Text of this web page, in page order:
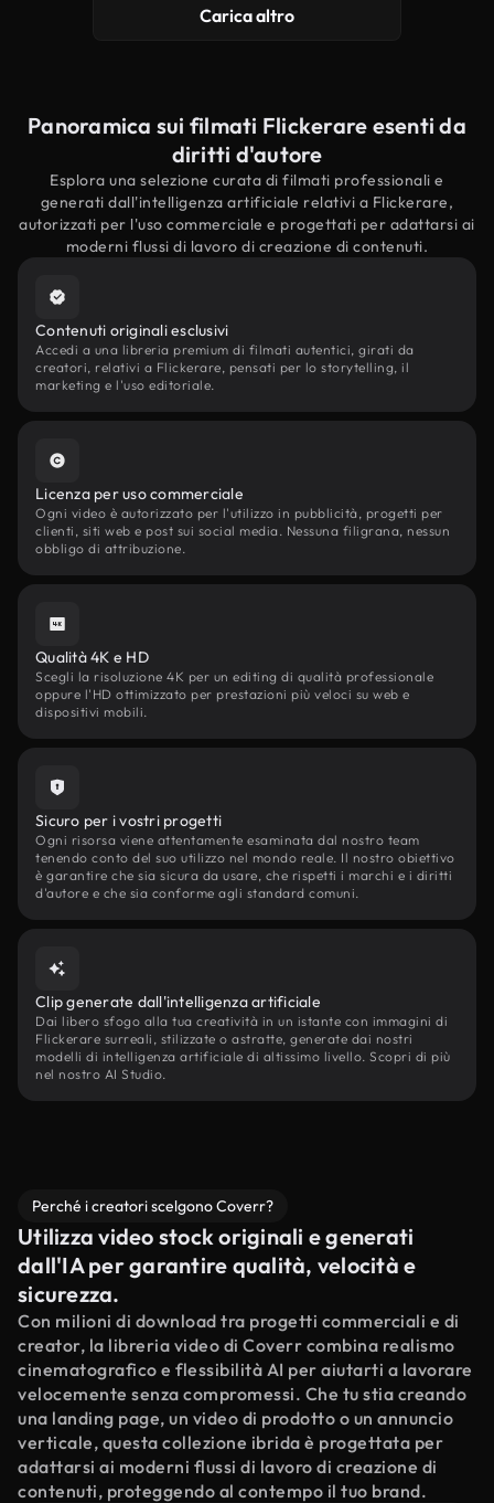
Carica altro
Panoramica sui filmati Flickerare esenti da
diritti d'autore
Esplora una selezione curata di filmati professionali e
generati dall'intelligenza artificiale relativi a Flickerare,
autorizzati per l'uso commerciale e progettati per adattarsi ai
moderni flussi di lavoro di creazione di contenuti.
Contenuti originali esclusivi
Accedi a una libreria premium di filmati autentici, girati da
creatori, relativi a Flickerare, pensati per lo storytelling, il
marketing e l'uso editoriale.
Licenza per uso commerciale
Ogni video è autorizzato per l'utilizzo in pubblicità, progetti per
clienti, siti web e post sui social media. Nessuna filigrana, nessun
obbligo di attribuzione.
Qualità 4K e HD
Scegli la risoluzione 4K per un editing di qualità professionale
oppure l'HD ottimizzato per prestazioni più veloci su web e
dispositivi mobili.
Sicuro per i vostri progetti
Ogni risorsa viene attentamente esaminata dal nostro team
tenendo conto del suo utilizzo nel mondo reale. Il nostro obiettivo
è garantire che sia sicura da usare, che rispetti i marchi e i diritti
d'autore e che sia conforme agli standard comuni.
Clip generate dall'intelligenza artificiale
Dai libero sfogo alla tua creatività in un istante con immagini di
Flickerare surreali, stilizzate o astratte, generate dai nostri
modelli di intelligenza artificiale di altissimo livello. Scopri di più
nel nostro AI Studio.
Perché i creatori scelgono Coverr?
Utilizza video stock originali e generati
dall'IA per garantire qualità, velocità e
sicurezza.
Con milioni di download tra progetti commerciali e di
creator, la libreria video di Coverr combina realismo
cinematografico e flessibilità AI per aiutarti a lavorare
velocemente senza compromessi. Che tu stia creando
una landing page, un video di prodotto o un annuncio
verticale, questa collezione ibrida è progettata per
adattarsi ai moderni flussi di lavoro di creazione di
contenuti, proteggendo al contempo il tuo brand.